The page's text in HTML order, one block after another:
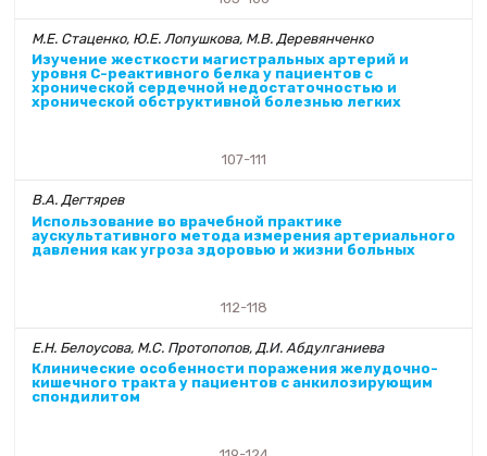
М.Е. Стаценко, Ю.Е. Лопушкова, М.В. Деревянченко
Изучение жесткости магистральных артерий и
уровня C-реактивного белка у пациентов с
хронической сердечной недостаточностью и
хронической обструктивной болезнью легких
107-111
В.А. Дегтярев
Использование во врачебной практике
аускультативного метода измерения артериального
давления как угроза здоровью и жизни больных
112-118
Е.Н. Белоусова, М.С. Протопопов, Д.И. Абдулганиева
Клинические особенности поражения желудочно-
кишечного тракта у пациентов с анкилозирующим
спондилитом